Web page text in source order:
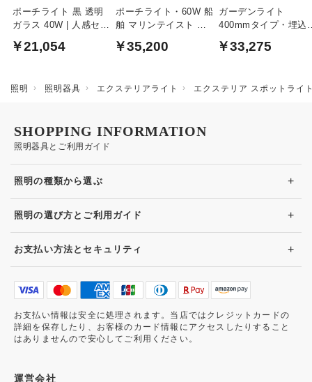
ポーチライト 黒 透明
ガラス 40W | 人感セン
￥21,054
ポーチライト・60W 船
舶 マリンテイスト 真
￥35,200
ガーデンライト
400mmタイプ・埋込
| シルバーメタリック
￥33,275
照明 照明器具 エクステリアライト エクステリア スポットライ
照明器具とご利用ガイド
SHOPPING INFORMATION
照明の種類から選ぶ +
照明の選び方とご利用ガイド +
お支払い方法とセキュリティ +
お支払い情報は安全に処理されます。当店ではクレジットカードの
詳細を保存したり、お客様のカード情報にアクセスしたりすること
はありませんので安心してご利用ください。
運営会社